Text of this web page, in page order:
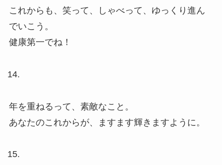
これからも、笑って、しゃべって、ゆっくり進ん
でいこう。
健康第一でね！
年を重ねるって、素敵なこと。
あなたのこれからが、ますます輝きますように。